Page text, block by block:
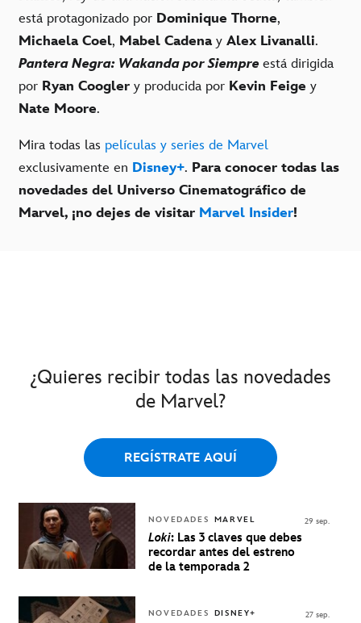
está protagonizado por Dominique Thorne,
Michaela Coel, Mabel Cadenay Alex Livanalli.
Pantera Negra: Wakanda por Siempre está dirigida
por Ryan Coogler y producida por Kevin Feige y
Nate Moore.
Mira todas las películas y series de Marvel
exclusivamente en Disney+. Para conocer todas las
novedades del Universo Cinematográfico de
Marvel, ¡no dejes de visitar Marvel Insider!
¿Quieres recibir todas las novedades
de Marvel?
REGÍSTRATE AQUÍ
NOVEDADES MARVEL
Loki: Las 3 claves que debes
recordar antes del estreno
de la temporada 2
29 sep.
NOVEDADES DISNEY+ 27 sep.